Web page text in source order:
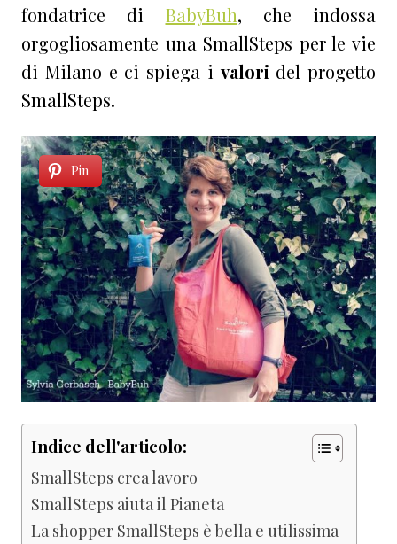
fondatrice di BabyBuh, che indossa
orgogliosamente una SmallSteps per le vie
di Milano e ci spiega i valori del progetto
SmallSteps.
Pin
Indice dell'articolo:
SmallSteps crea lavoro
SmallSteps aiuta il Pianeta
La shopper SmallSteps è bella e utilissima